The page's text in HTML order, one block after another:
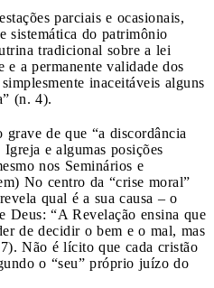
parciais e ocasionais,
sistemática do patrimônio
tradicional sobre a lei
e a permanente validade dos
inaceitáveis alguns
(n. 4).
de que “a discordância
e algumas posições
nos Seminários e
No centro da “crise moral”
qual é a sua causa – o
Deus: “A Revelação ensina que
de decidir o bem e o mal, mas
Não é lícito que cada cristão
o “seu” próprio juízo do